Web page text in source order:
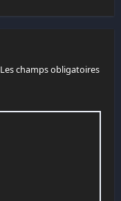
Les champs obligatoires